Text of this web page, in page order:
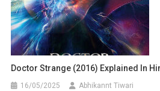
Doctor Strange (2016) Explained In
16/05/2025 Abhikannt Tiwari